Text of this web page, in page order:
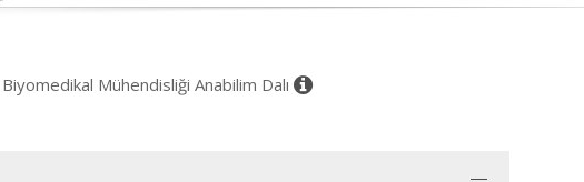
Mühendisliği Anabilim Dalı